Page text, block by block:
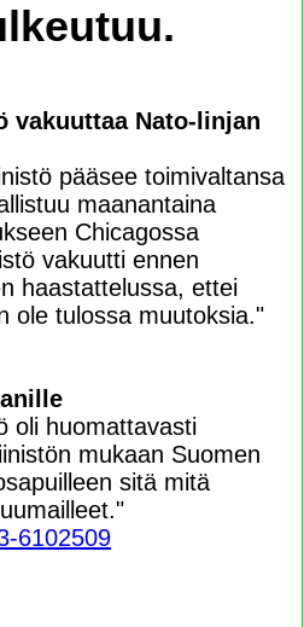
vakuuttaa Nato-linjan
pääsee toimivaltansa
maanantaina
Chicagossa
vakuutti ennen
haastattelussa, ettei
ole tulossa muutoksia."
oli huomattavasti
mukaan Suomen
sitä mitä
6102509